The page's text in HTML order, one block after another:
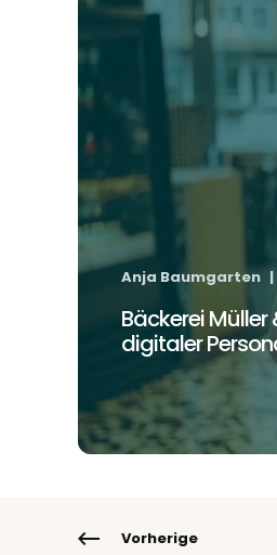
Anja Baumgarten
Bäckerei
digitaler
Vorherige